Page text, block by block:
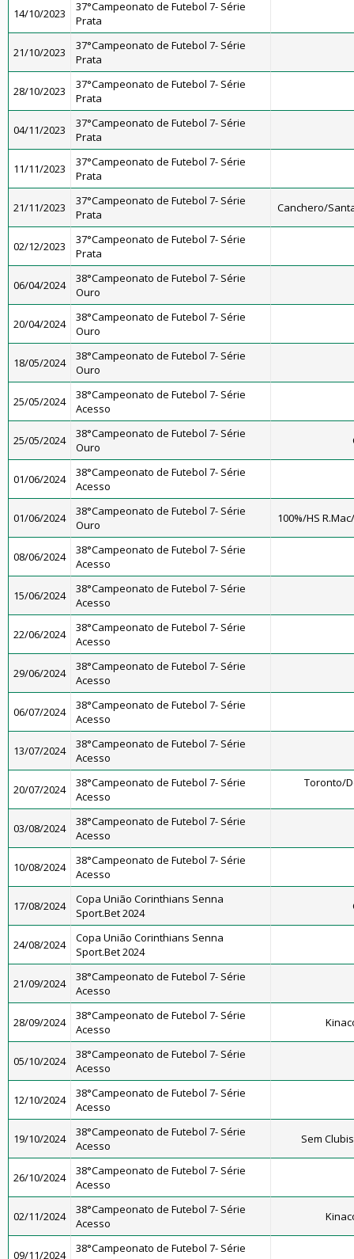
14/10/2023
37°Campeonato de Futebol 7- Série
Prata
21/10/2023
37°Campeonato de Futebol 7- Série
Prata
28/10/2023
37°Campeonato de Futebol 7- Série
Prata
04/11/2023
37°Campeonato de Futebol 7- Série
Prata
11/11/2023
37°Campeonato de Futebol 7- Série
Prata
21/11/2023
37°Campeonato de Futebol 7- Série
Prata
Canchero/
02/12/2023
37°Campeonato de Futebol 7- Série
Prata
06/04/2024
38°Campeonato de Futebol 7- Série
Ouro
20/04/2024
38°Campeonato de Futebol 7- Série
Ouro
18/05/2024
38°Campeonato de Futebol 7- Série
Ouro
25/05/2024
38°Campeonato de Futebol 7- Série
Acesso
25/05/2024
38°Campeonato de Futebol 7- Série
Ouro
01/06/2024
38°Campeonato de Futebol 7- Série
Acesso
01/06/2024
38°Campeonato de Futebol 7- Série
Ouro
100%/HS
08/06/2024
38°Campeonato de Futebol 7- Série
Acesso
15/06/2024
38°Campeonato de Futebol 7- Série
Acesso
22/06/2024
38°Campeonato de Futebol 7- Série
Acesso
29/06/2024
38°Campeonato de Futebol 7- Série
Acesso
06/07/2024
38°Campeonato de Futebol 7- Série
Acesso
13/07/2024
38°Campeonato de Futebol 7- Série
Acesso
20/07/2024
38°Campeonato de Futebol 7- Série
Acesso
Toronto/
03/08/2024
38°Campeonato de Futebol 7- Série
Acesso
10/08/2024
38°Campeonato de Futebol 7- Série
Acesso
17/08/2024
Copa União Corinthians Senna
Sport.Bet 2024
24/08/2024
Copa União Corinthians Senna
Sport.Bet 2024
21/09/2024
38°Campeonato de Futebol 7- Série
Acesso
28/09/2024
38°Campeonato de Futebol 7- Série
Acesso
05/10/2024
38°Campeonato de Futebol 7- Série
Acesso
12/10/2024
38°Campeonato de Futebol 7- Série
Acesso
19/10/2024
38°Campeonato de Futebol 7- Série
Acesso
Sem
26/10/2024
38°Campeonato de Futebol 7- Série
Acesso
02/11/2024
38°Campeonato de Futebol 7- Série
Acesso
09/11/2024
38°Campeonato de Futebol 7- Série